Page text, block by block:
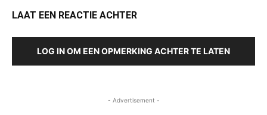
LAAT EEN REACTIE ACHTER
LOG IN OM EEN OPMERKING ACHTER TE LATEN
- Advertisement -